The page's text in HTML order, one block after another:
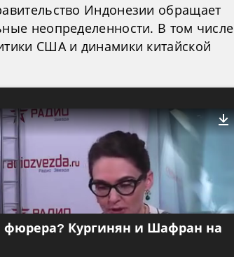
Индонезии обращает
неопределенности. В том числе
США и динамики китайской
фюрера? Кургинян и Шафран на